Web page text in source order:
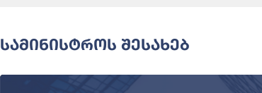
Სამინისტროს Შესახებ